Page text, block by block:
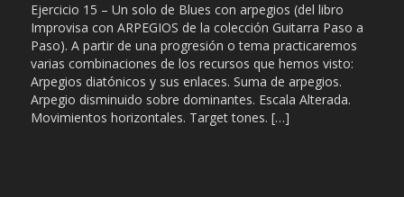
Ejercicio 15 – Un solo de Blues con arpegios (del libro
Improvisa con ARPEGIOS de la colección Guitarra Paso a
Paso). A partir de una progresión o tema practicaremos
varias combinaciones de los recursos que hemos visto:
Arpegios diatónicos y sus enlaces. Suma de arpegios.
Arpegio disminuido sobre dominantes. Escala Alterada.
Movimientos horizontales. Target tones. […]